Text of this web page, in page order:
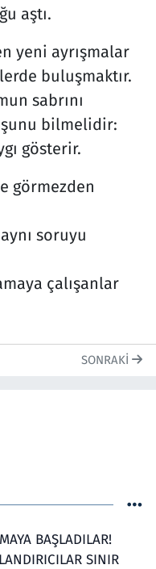
aştı.
yeni ayrışmalar
buluşmaktır.
sabrını
şunu bilmelidir:
gösterir.
görmezden
soruyu
çalışanlar
SONRAKI
BAŞLADILAR!
SINIR